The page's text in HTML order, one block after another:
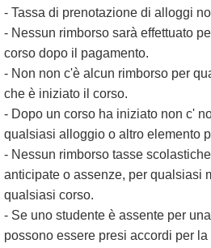
- Tassa di prenotazione di alloggi
- Nessun rimborso sarà effettuato
corso dopo il pagamento.
- Non non c'è alcun rimborso per
che è iniziato il corso.
- Dopo un corso ha iniziato non c'
qualsiasi alloggio o altro elemento
- Nessun rimborso tasse
anticipate o assenze, per qualsiasi
qualsiasi corso.
- Se uno studente è assente per
possono essere presi accordi per